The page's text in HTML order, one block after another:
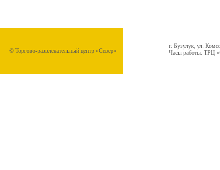
© Торгово-развлекательный центр «Север»
г. Бузулук, ул.
Часы работы: ТРЦ